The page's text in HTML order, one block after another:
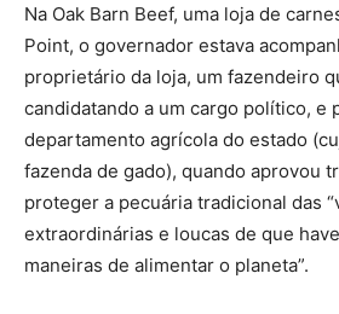
Na Oak Barn Beef, uma loja de
Point, o governador estava
proprietário da loja, um fazendeiro
candidatando a um cargo político, e
departamento agrícola do estado
fazenda de gado), quando aprovou
proteger a pecuária tradicional das
extraordinárias e loucas de que
maneiras de alimentar o planeta”.